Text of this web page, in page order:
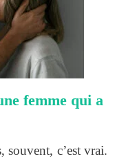
femme qui a
c’est vrai.